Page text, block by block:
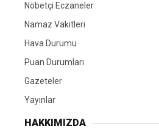
Nöbetçi Eczaneler
Namaz Vakitleri
Hava Durumu
Puan Durumları
Gazeteler
Yayınlar
HAKKIMIZDA